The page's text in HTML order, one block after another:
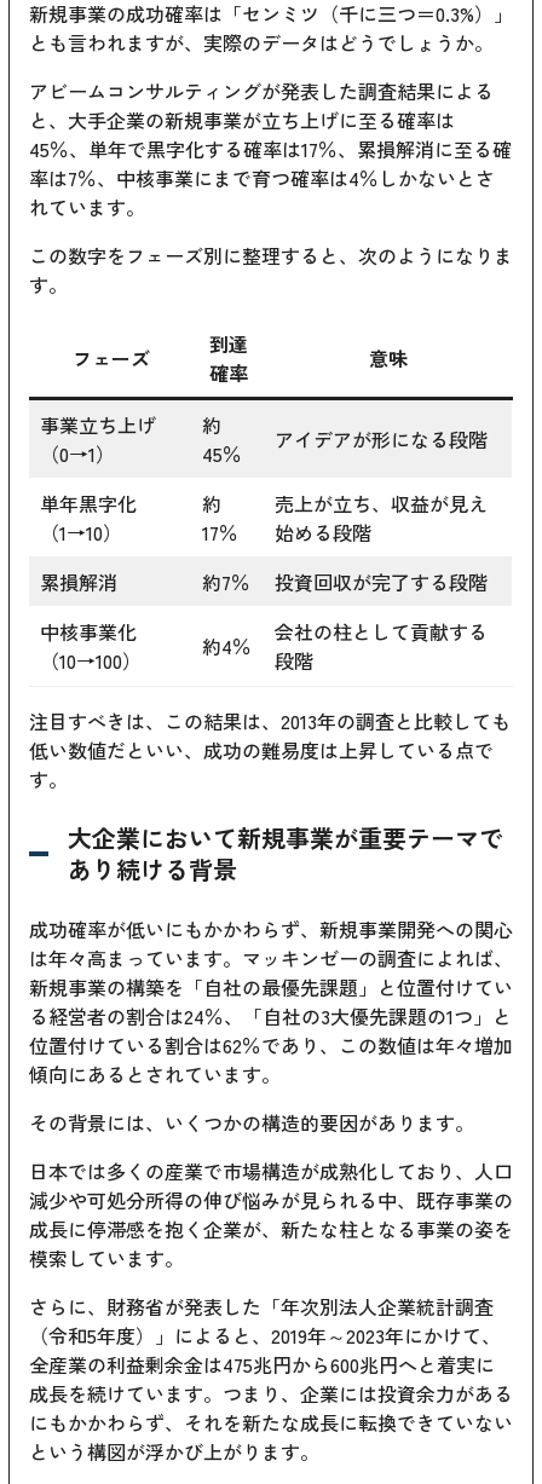
新規事業の成功確率は「センミツ（千に三つ＝0.3%）」
とも言われますが、実際のデータはどうでしょうか。
アビームコンサルティングが発表した調査結果による
と、大手企業の新規事業が立ち上げに至る確率は
45％、単年で黒字化する確率は17％、累損解消に至る確
率は7％、中核事業にまで育つ確率は4％しかないとさ
れています。
この数字をフェーズ別に整理すると、次のようになりま
す。
フェーズ
到達
確率
意味
事業立ち上げ
（0→1）
約
45％
アイデアが形になる段階
単年黒字化
（1→10）
約
17％
売上が立ち、収益が見え
始める段階
累損解消
約7％
投資回収が完了する段階
中核事業化
（10→100）
約4％
会社の柱として貢献する
段階
注目すべきは、この結果は、2013年の調査と比較しても
低い数値だといい、成功の難易度は上昇している点で
す。
大企業において新規事業が重要テーマで
あり続ける背景
成功確率が低いにもかかわらず、新規事業開発への関心
は年々高まっています。マッキンゼーの調査によれば、
新規事業の構築を「自社の最優先課題」と位置付けてい
る経営者の割合は24％、「自社の3大優先課題の1つ」と
位置付けている割合は62％であり、この数値は年々増加
傾向にあるとされています。
その背景には、いくつかの構造的要因があります。
日本では多くの産業で市場構造が成熟化しており、人口
減少や可処分所得の伸び悩みが見られる中、既存事業の
成長に停滞感を抱く企業が、新たな柱となる事業の姿を
模索しています。
さらに、財務省が発表した「年次別法人企業統計調査
（令和5年度）」によると、2019年～2023年にかけて、
全産業の利益剰余金は475兆円から600兆円へと着実に
成長を続けています。つまり、企業には投資余力がある
にもかかわらず、それを新たな成長に転換できていない
という構図が浮かび上がります。